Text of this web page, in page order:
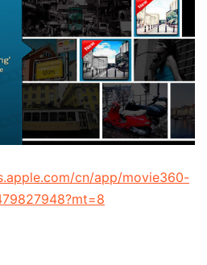
cn/app/movie360-